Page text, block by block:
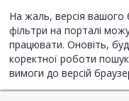
На жаль, версія вашого
фільтри на порталі
працювати. Оновіть,
коректної роботи
вимоги до версій